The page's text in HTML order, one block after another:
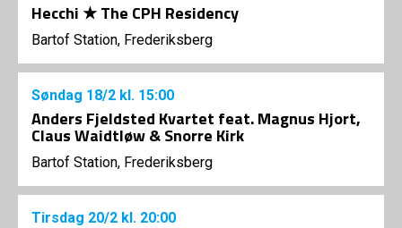
Hecchi ★ The CPH Residency
Bartof Station, Frederiksberg
Søndag 18/2 kl. 15:00
Anders Fjeldsted Kvartet feat. Magnus Hjort,
Claus Waidtløw & Snorre Kirk
Bartof Station, Frederiksberg
Tirsdag 20/2 kl. 20:00